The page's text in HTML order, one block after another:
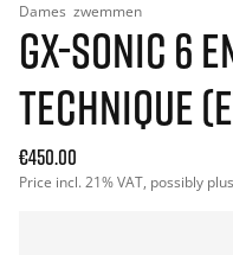
Dames zwemmen
GX-SONIC 6
TECHNIQUE
€450.00
Price incl. 21% VAT, possibly plus